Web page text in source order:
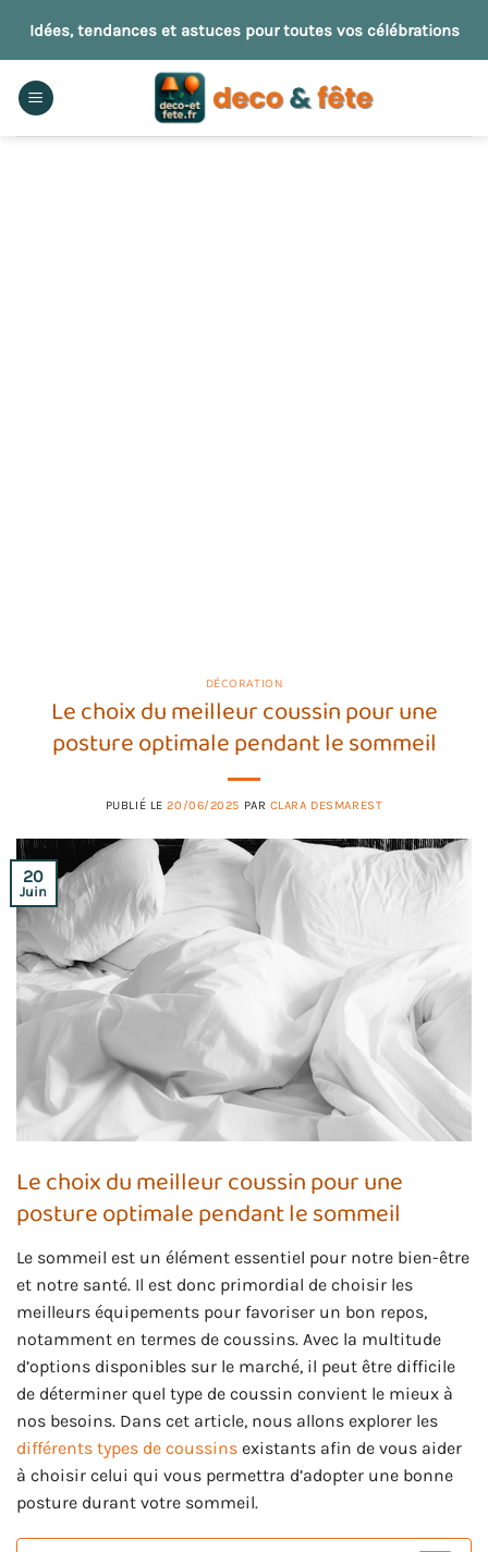
contenu
Idées, tendances et astuces pour toutes vos célébrations
DÉCORATION
Le choix du meilleur coussin pour une
posture optimale pendant le sommeil
PUBLIÉ LE20/06/2025 PAR CLARA DESMAREST
20
Juin
Le choix du meilleur coussin pour une
posture optimale pendant le sommeil
Le sommeil est un élément essentiel pour notre bien-être
et notre santé. Il est donc primordial de choisir les
meilleurs équipements pour favoriser un bon repos,
notamment en termes de coussins. Avec la multitude
d’options disponibles sur le marché, il peut être difficile
de déterminer quel type de coussin convient le mieux à
nos besoins. Dans cet article, nous allons explorer les
différents types de coussins existants afin de vous aider
à choisir celui qui vous permettra d’adopter une bonne
posture durant votre sommeil.